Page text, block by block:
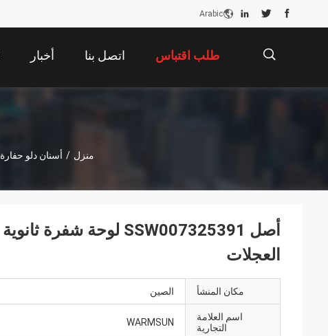
Arabic
أخبار اتصل بنا طلب اقتباس
منزل / أسنان دلو حفارة
العجلات
مكان المنشأ الصين
اسم العلامة
التجارية
WARMSUN